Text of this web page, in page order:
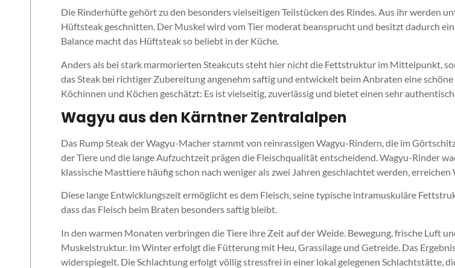
Die Rinderhüfte gehört zu den besonders vielseitigen Teilstücken des Rindes. Aus ihr werden
Hüftsteak geschnitten. Der Muskel wird vom Tier moderat beansprucht und besitzt dadurch
Balance macht das Hüftsteak so beliebt in der Küche.
Anders als bei stark marmorierten Steakcuts steht hier nicht die Fettstruktur im Mittelpunkt,
das Steak bei richtiger Zubereitung angenehm saftig und entwickelt beim Anbraten eine
Köchinnen und Köchen geschätzt: Es ist vielseitig, zuverlässig und bietet einen sehr
Wagyu aus den Kärntner Zentralalpen
Das Rump Steak der Wagyu-Macher stammt von reinrassigen Wagyu-Rindern, die im
der Tiere und die lange Aufzuchtzeit prägen die Fleischqualität entscheidend. Wagyu-Rinder
klassische Masttiere häufig schon nach weniger als zwei Jahren geschlachtet werden,
Diese lange Entwicklungszeit ermöglicht es dem Fleisch, seine typische intramuskuläre
dass das Fleisch beim Braten besonders saftig bleibt.
In den warmen Monaten verbringen die Tiere ihre Zeit auf der Weide. Bewegung, frische Luft
Muskelstruktur. Im Winter erfolgt die Fütterung mit Heu, Grassilage und Getreide. Das
widerspiegelt. Die Schlachtung erfolgt völlig stressfrei in einer lokal gelegenen Schlachtstätte,